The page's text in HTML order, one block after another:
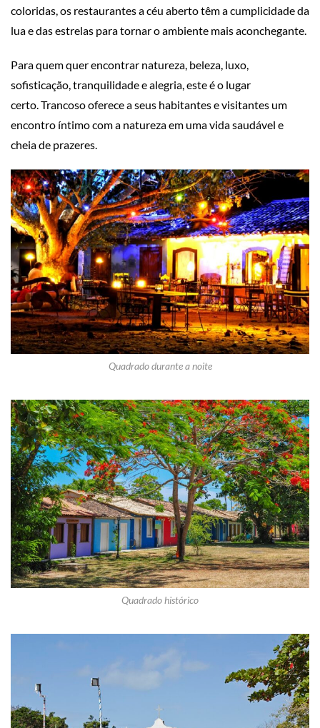
coloridas, os restaurantes a céu aberto têm a cumplicidade da
lua e das estrelas para tornar o ambiente mais aconchegante.
Para quem quer encontrar natureza, beleza, luxo,
sofisticação, tranquilidade e alegria, este é o lugar
certo. Trancoso oferece a seus habitantes e visitantes um
encontro íntimo com a natureza em uma vida saudável e
cheia de prazeres.
Quadrado durante a noite
Quadrado histórico